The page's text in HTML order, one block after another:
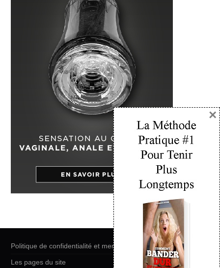
Politique de confidentialité et mentions légales
Les pages du site
×